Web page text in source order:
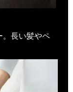
。長い髪やペ